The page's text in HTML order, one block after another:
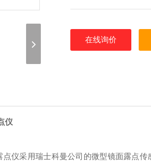
在线询价
仪
点仪采用瑞士科曼公司的微型镜面露点